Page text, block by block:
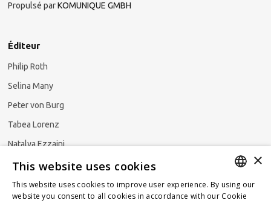
Propulsé parKOMUNIQUE GMBH
Éditeur
Philip Roth
Selina Many
Peter von Burg
Tabea Lorenz
Natalya Ezzaini
GERMAN
×
This website uses cookies
This website uses cookies to improve user experience. By using our
website you consent to all cookies in accordance with our Cookie